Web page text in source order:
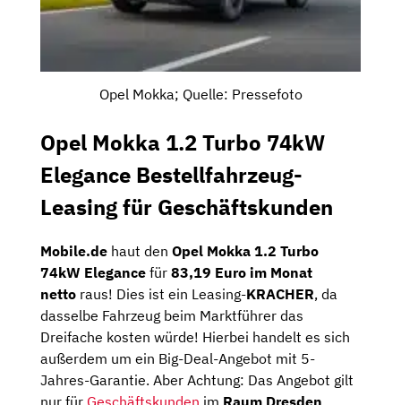
Opel Mokka; Quelle: Pressefoto
Opel Mokka 1.2 Turbo 74kW
Elegance Bestellfahrzeug-
Leasing für Geschäftskunden
Mobile.de haut den Opel Mokka 1.2 Turbo
74kW Elegance für 83,19 Euro im Monat
netto raus! Dies ist ein Leasing-KRACHER, da
dasselbe Fahrzeug beim Marktführer das
Dreifache kosten würde! Hierbei handelt es sich
außerdem um ein Big-Deal-Angebot mit 5-
Jahres-Garantie. Aber Achtung: Das Angebot gilt